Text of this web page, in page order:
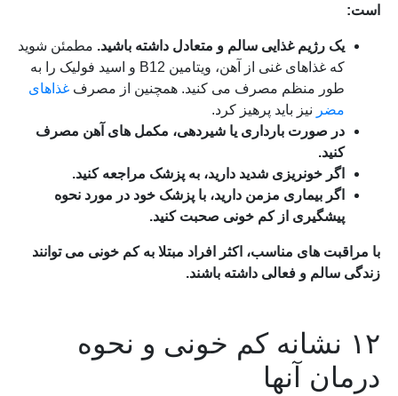
است:
یک رژیم غذایی سالم و متعادل داشته باشید. مطمئن شوید
که غذاهای غنی از آهن، ویتامین B12 و اسید فولیک را به
طور منظم مصرف می کنید. همچنین از مصرف غذاهای
مضر نیز باید پرهیز کرد.
در صورت بارداری یا شیردهی، مکمل های آهن مصرف
کنید.
اگر خونریزی شدید دارید، به پزشک مراجعه کنید.
اگر بیماری مزمن دارید، با پزشک خود در مورد نحوه
پیشگیری از کم خونی صحبت کنید.
با مراقبت های مناسب، اکثر افراد مبتلا به کم خونی می توانند
زندگی سالم و فعالی داشته باشند.
۱۲ نشانه کم خونی و نحوه
درمان آنها